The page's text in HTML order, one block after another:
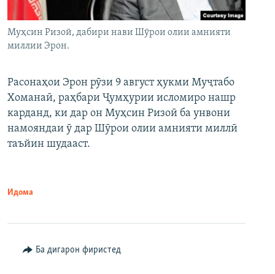
Муҳсин Ризоӣ, дабири нави Шӯрои олии амнияти
миллии Эрон.
Расонаҳои Эрон рӯзи 9 август ҳукми Муҷтабо
Хоманаӣ, раҳбари Ҷумҳурии исломиро нашр
карданд, ки дар он Муҳсин Ризоӣ ба унвони
намояндаи ӯ дар Шӯрои олии амнияти миллӣ
таъйин шудааст.
Идома
Ба дигарон фиристед